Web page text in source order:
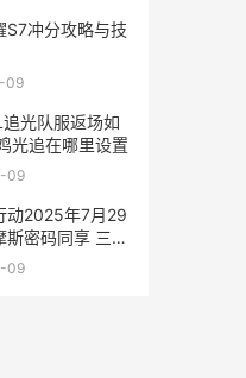
S7冲分攻略与技
09
追光队服返场如
光追在哪里设置
09
动2025年7月29
斯密码同享 三角
兑换码官网入
09